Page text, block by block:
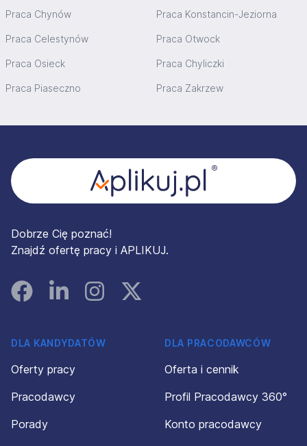
Praca Chynów Praca Konstancin-Jeziorna
Praca Celestynów Praca Otwock
Praca Osieck Praca Chyliczki
Praca Piaseczno Praca Zakrzew
Dobrze Cię poznać!
Znajdź ofertę pracy i APLIKUJ.
FacebookLinked InInstagramInstagram
DLA KANDYDATÓW
Oferty pracy
Pracodawcy
Porady
DLA PRACODAWCÓW
Oferta i cennik
Profil Pracodawcy 360°
Konto pracodawcy